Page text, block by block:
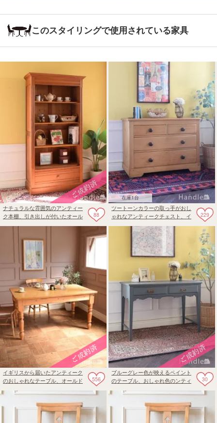
このスタイリングで使用されている家具
88
ナチュラルな雰囲気のアンティー
ク本棚、引き出しが付いたオール
在庫1台
229
ツートーンカラーの取っ手がおし
ゃれなアンティークチェスト、イ
の表情が美しい３段チェスト
556
イギリスから届いたアンティーク
のおしゃれなテーブル、オールド
パイン材のダイニングテーブル
30
ブルーグレー色が映えるペイント
のテーブル、おしゃれ色のンティ
ークコンソールデスク